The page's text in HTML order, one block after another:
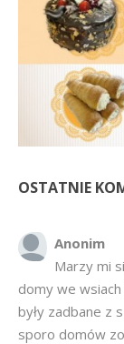
OSTATNIE
Anonim
Marzy mi
domy we
były zadbane z
sporo domów